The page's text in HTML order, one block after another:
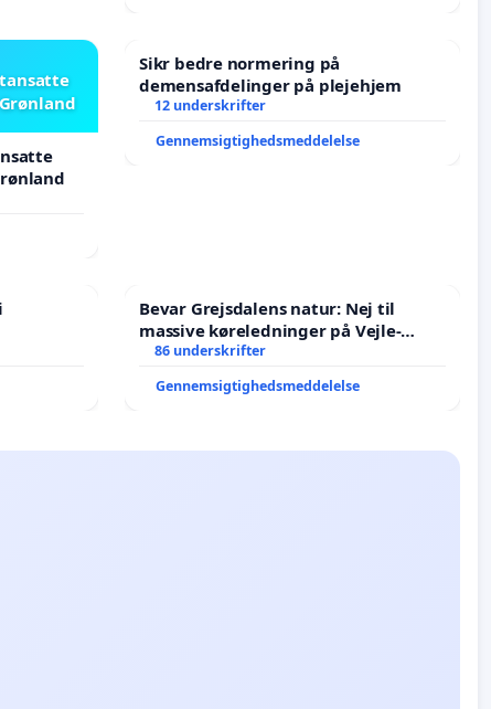
Sikr bedre normering på
demensafdelinger på plejehjem
12 underskrifter
Gennemsigtighedsmeddelelse
Bevar Grejsdalens natur: Nej til
massive køreledninger på Vejle-
Struer-banen
86 underskrifter
Gennemsigtighedsmeddelelse